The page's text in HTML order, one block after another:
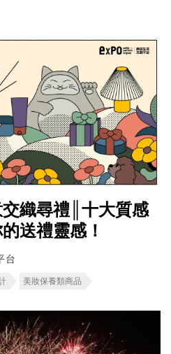
織尋禮║十大質感
送禮靈感！
台
美妝保養類商品